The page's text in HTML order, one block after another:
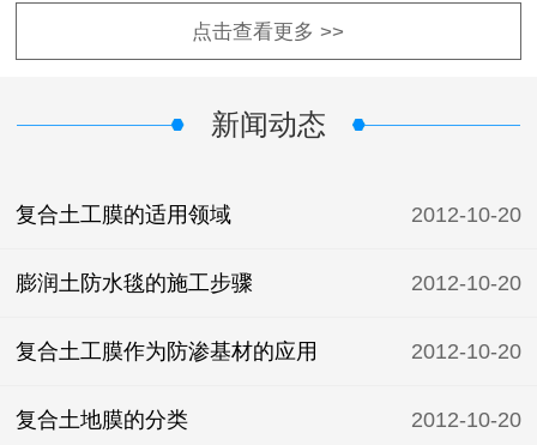
点击查看更多 >>
新闻动态
复合土工膜的适用领域 2012-10-20
膨润土防水毯的施工步骤 2012-10-20
复合土工膜作为防渗基材的应用 2012-10-20
复合土地膜的分类 2012-10-20